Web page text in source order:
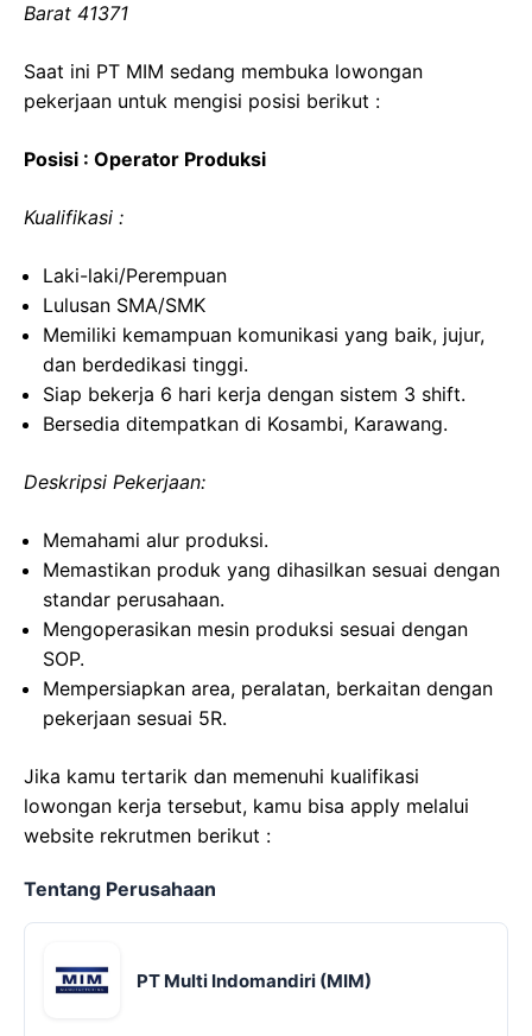
Barat 41371
Saat ini PT MIM sedang membuka lowongan
pekerjaan untuk mengisi posisi berikut :
Posisi : Operator Produksi
Kualifikasi :
Laki-laki/Perempuan
Lulusan SMA/SMK
Memiliki kemampuan komunikasi yang baik, jujur,
dan berdedikasi tinggi.
Siap bekerja 6 hari kerja dengan sistem 3 shift.
Bersedia ditempatkan di Kosambi, Karawang.
Deskripsi Pekerjaan:
Memahami alur produksi.
Memastikan produk yang dihasilkan sesuai dengan
standar perusahaan.
Mengoperasikan mesin produksi sesuai dengan
SOP.
Mempersiapkan area, peralatan, berkaitan dengan
pekerjaan sesuai 5R.
Jika kamu tertarik dan memenuhi kualifikasi
lowongan kerja tersebut, kamu bisa apply melalui
website rekrutmen berikut :
Tentang Perusahaan
PT Multi Indomandiri (MIM)